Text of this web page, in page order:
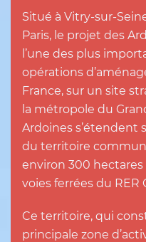
Situé à Vitry-sur-
Paris, le projet des
l’une des plus
opérations
France, sur un site
la métropole du
Ardoines s’étendent
du territoire
environ 300
voies ferrées du RER
Ce territoire, qui
principale zone